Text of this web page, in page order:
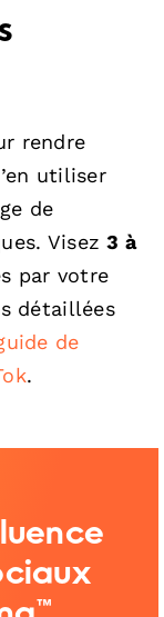
rendre
utiliser
de
Visez3 à
par votre
détaillées
de
.